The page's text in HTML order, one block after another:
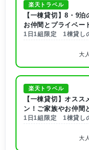
楽天トラベル
【一棟貸切】8・9
お仲間とプライベー
1日1組限定 1棟貸し
大
楽天トラベル
【一棟貸切】オス
ン！ご家族やお仲間
1日1組限定 1棟貸し
大